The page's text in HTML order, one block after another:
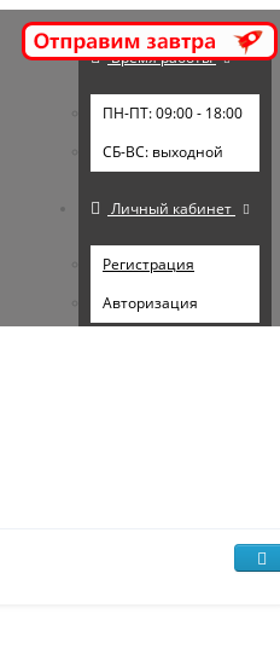
Время работы
ПН-ПТ: 09:00 - 18:00
СБ-ВС: выходной
Личный кабинет
Регистрация
Авторизация